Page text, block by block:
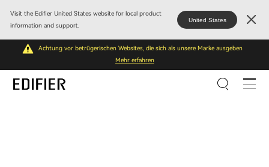
Visit the Edifier United States website for local product
information and support.
United States
Achtung vor betrügerischen Websites, die sich als unsere Marke ausgeben
Mehr erfahren